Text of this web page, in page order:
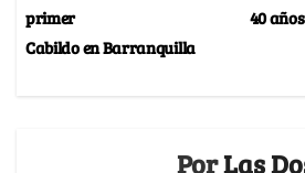
40
primer
Cabildo en Barranquilla
PorLas